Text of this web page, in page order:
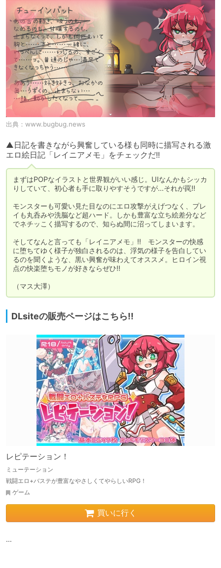
出典： www.bugbug.news
▲日記を書きながら興奮している様も同時に描写される激
エロ絵日記「レイニアメモ」をチェックだ!!
まずはPOPなイラストと世界観がいい感じ。UIなんかもシッカ
りしていて、初心者も手に取りやすそうですが…それが罠!!
モンスターも可愛い見た目なのにエロ攻撃がえげつなく、プレ
イも丸呑みや洗脳など超ハード。しかも豊富な立ち絵差分など
でネチッこく描写するので、知らぬ間に沼ってしまいます。
そしてなんと言っても「レイニアメモ」!!　モンスターの快感
に堕ちてゆく様子が独白されるのは、浮気の様子を告白してい
るのを聞くような、黒い興奮が味わえてオススメ。ヒロイン視
点の快楽堕ちモノが好きならぜひ!!
（マス大澤）
DLsiteの販売ページはこちら!!
レピテーション！
ミューテーション
戦闘エロ+バステが豊富なやさしくてやらしいRPG！
ゲーム
買いに行く
…